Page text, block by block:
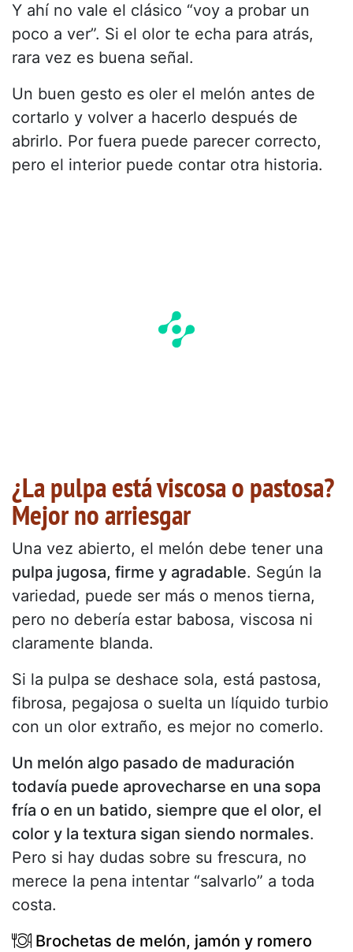
Y ahí no vale el clásico “voy a probar un
poco a ver”. Si el olor te echa para atrás,
rara vez es buena señal.
Un buen gesto es oler el melón antes de
cortarlo y volver a hacerlo después de
abrirlo. Por fuera puede parecer correcto,
pero el interior puede contar otra historia.
¿La pulpa está viscosa o pastosa?
Mejor no arriesgar
Una vez abierto, el melón debe tener una
pulpa jugosa, firme y agradable. Según la
variedad, puede ser más o menos tierna,
pero no debería estar babosa, viscosa ni
claramente blanda.
Si la pulpa se deshace sola, está pastosa,
fibrosa, pegajosa o suelta un líquido turbio
con un olor extraño, es mejor no comerlo.
Un melón algo pasado de maduración
todavía puede aprovecharse en una sopa
fría o en un batido, siempre que el olor, el
color y la textura sigan siendo normales.
Pero si hay dudas sobre su frescura, no
merece la pena intentar “salvarlo” a toda
costa.
Brochetas de melón, jamón y romero